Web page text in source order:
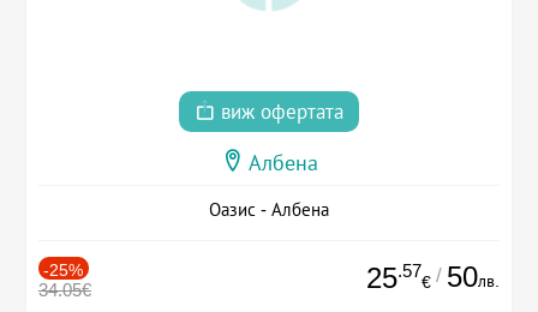
виж офертата
Албена
Оазис - Албена
-25%
34.05€ 25.57
€ / 50лв.